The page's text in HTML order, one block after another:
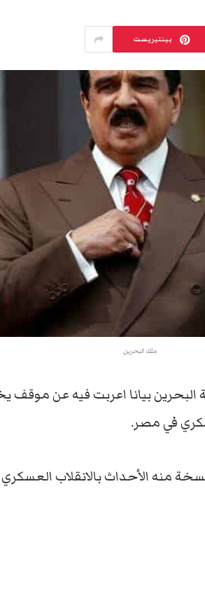
بينتيريست
ملك البحرين
البحرين بيانا اعربت فيه عن
في مصر.
منه الأحداث بالانقلاب